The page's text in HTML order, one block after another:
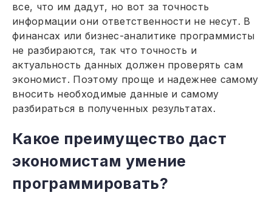
все, что им дадут, но вот за точность
информации они ответственности не несут. В
финансах или бизнес-аналитике программисты
не разбираются, так что точность и
актуальность данных должен проверять сам
экономист. Поэтому проще и надежнее самому
вносить необходимые данные и самому
разбираться в полученных результатах.
Какое преимущество даст
экономистам умение
программировать?